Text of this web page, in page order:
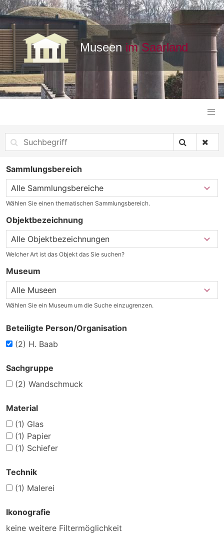
Sammlungsbereich
Wählen Sie einen thematischen Sammlungsbereich.
Objektbezeichnung
Welcher Art ist das Objekt das Sie suchen?
Museum
Wählen Sie ein Museum um die Suche einzugrenzen.
Beteiligte Person/Organisation
(2) H. Baab
Sachgruppe
(2) Wandschmuck
Material
(1) Glas
(1) Papier
(1) Schiefer
Technik
(1) Malerei
Ikonografie
keine weitere Filtermöglichkeit